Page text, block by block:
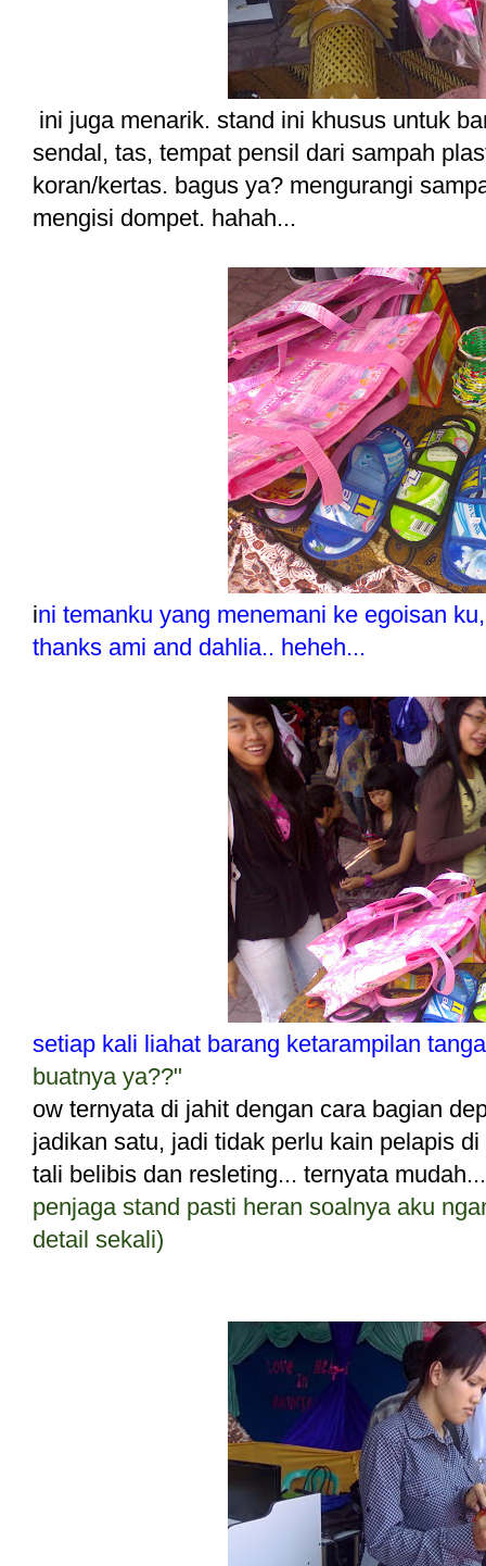
ini juga menarik. stand ini khusus untuk
sendal, tas, tempat pensil dari sampah
koran/kertas. bagus ya? mengurangi
mengisi dompet. hahah...
ini temanku yang menemani ke egoisan
thanks ami and dahlia.. heheh...
setiap kali liahat barang ketarampilan
buatnya ya??"
ow ternyata di jahit dengan cara bagian
jadikan satu, jadi tidak perlu kain pelapis
tali belibis dan resleting... ternyata
penjaga stand pasti heran soalnya aku
detail sekali)